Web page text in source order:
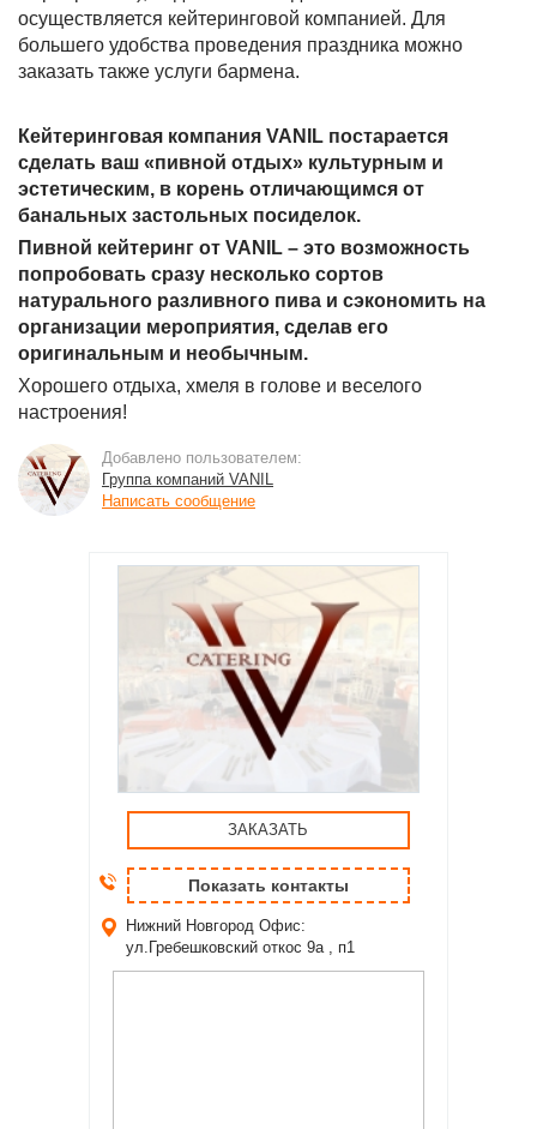
осуществляется кейтеринговой компанией. Для
большего удобства проведения праздника можно
заказать также услуги бармена.
Кейтеринговая компания VANIL постарается
сделать ваш «пивной отдых» культурным и
эстетическим, в корень отличающимся от
банальных застольных посиделок.
Пивной кейтеринг от VANIL – это возможность
попробовать сразу несколько сортов
натурального разливного пива и сэкономить на
организации мероприятия, сделав его
оригинальным и необычным.
Хорошего отдыха, хмеля в голове и веселого
настроения!
Добавлено пользователем:
Группа компаний VANIL
Написать сообщение
ЗАКАЗАТЬ
Показать контакты
Нижний Новгород Офис:
ул.Гребешковский откос 9а , п1